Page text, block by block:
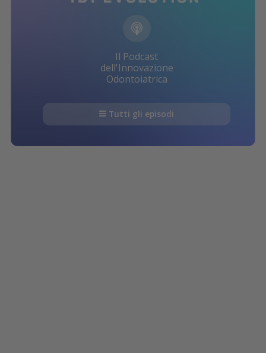
Il Podcast
dell'Innovazione
Odontoiatrica
Tutti gli episodi